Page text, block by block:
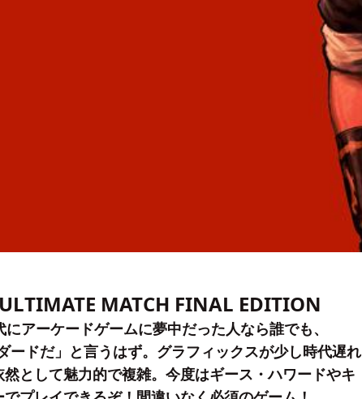
MATCH FINAL EDITION
アーケードゲームに夢中だった人なら誰でも、
ードだ」と言うはず。グラフィックスが少し時代遅れ
として魅力的で複雑。今度はギース・ハワードやキ